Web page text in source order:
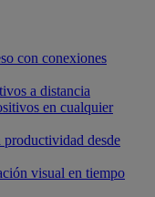
con conexiones
a distancia
en cualquier
desde
visual en tiempo